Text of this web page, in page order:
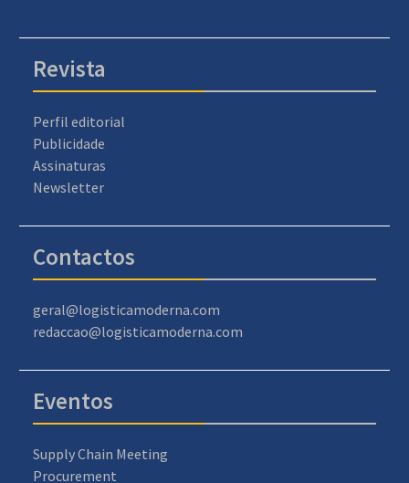
Revista
Perfil editorial
Publicidade
Assinaturas
Newsletter
Contactos
geral@logisticamoderna.com
redaccao@logisticamoderna.com
Eventos
Supply Chain Meeting
Procurement